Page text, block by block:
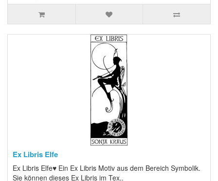
Ex Libris Elfe
Ex Libris Elfe♥ Ein Ex Libris Motiv aus dem Bereich Symbolik.
Sie können dieses Ex Libris im Tex..